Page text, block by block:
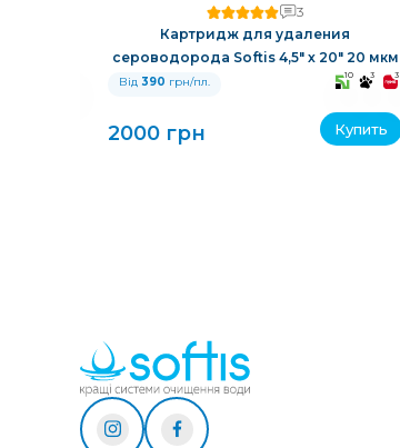
3
Картридж для удаления
сероводорода Softis 4,5" х 20" 20 мкм
Від 390 грн/пл. 10 3 3
2000 грн Купить